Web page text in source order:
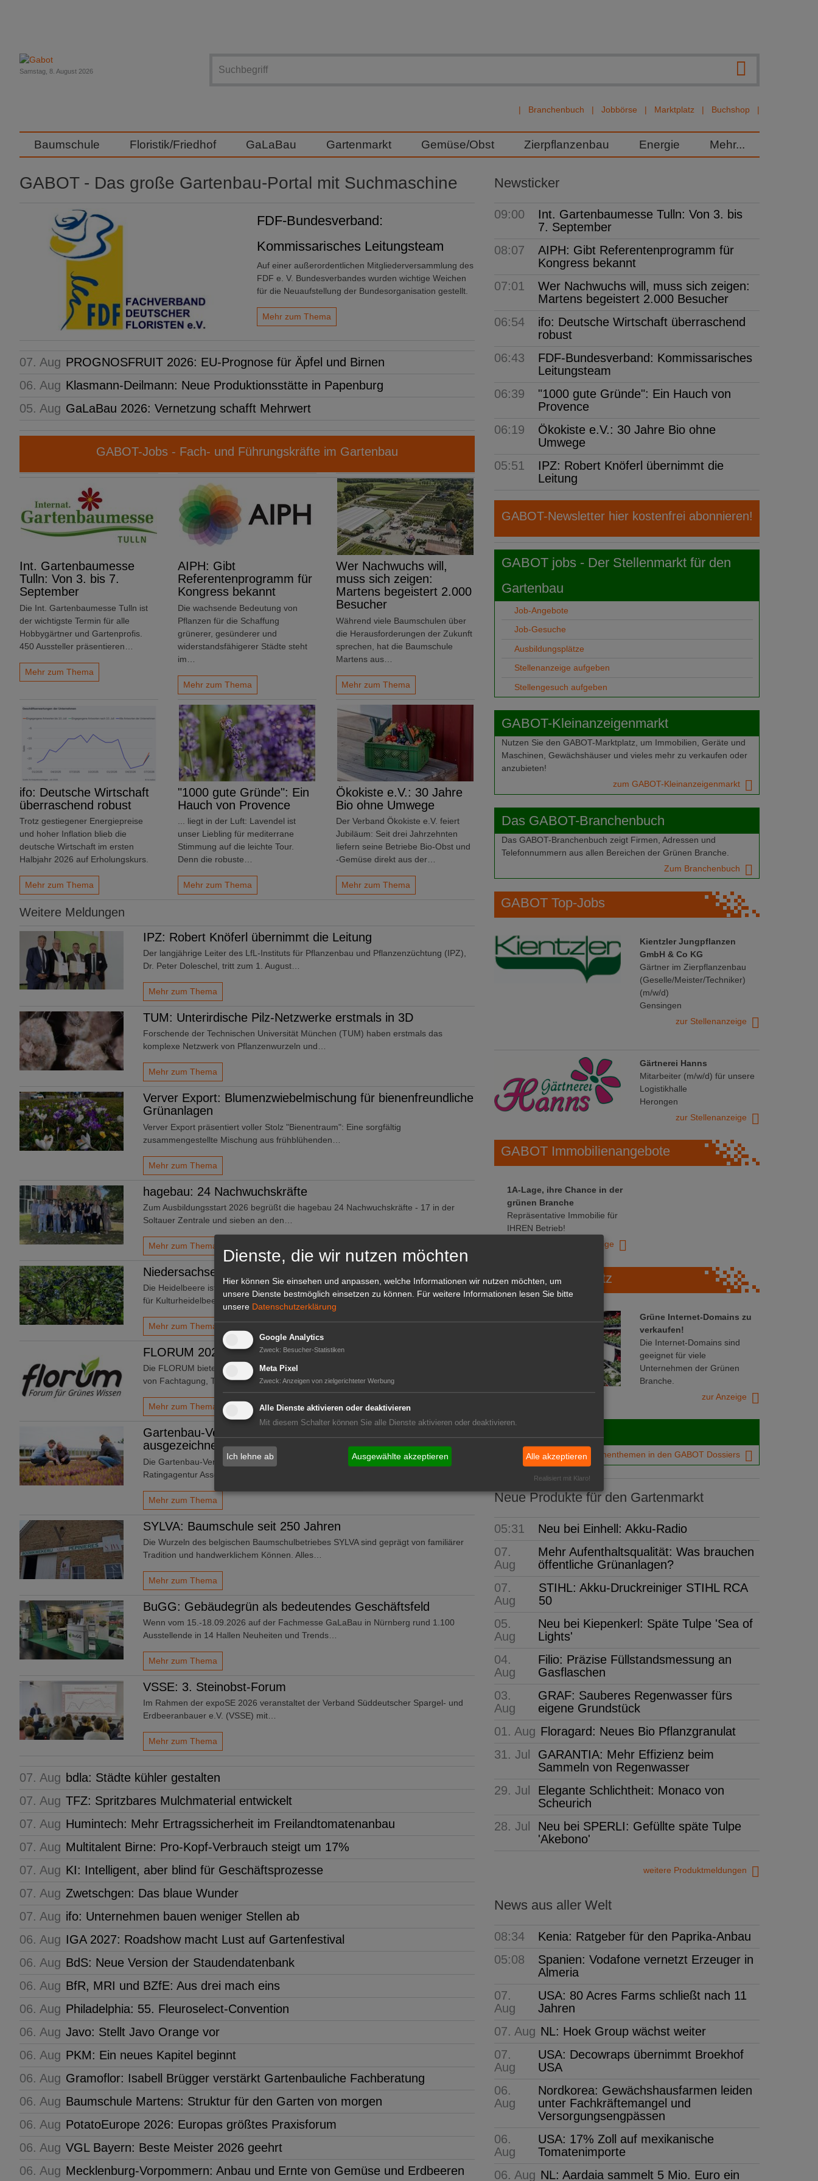
Branchenbuch Jobbörse Marktplatz Buchshop
Samstag, 8. August 2026
Baumschule Floristik/Friedhof GaLaBau Gartenmarkt Gemüse/Obst Zierpflanzenbau Energie Mehr...
GABOT - Das große Gartenbau-Portal mit Suchmaschine
FDF-Bundesverband:
Kommissarisches Leitungsteam
Auf einer außerordentlichen Mitgliederversammlung des
FDF e. V. Bundesverbandes wurden wichtige Weichen
für die Neuaufstellung der Bundesorganisation gestellt.
Mehr zum Thema
07. Aug PROGNOSFRUIT 2026: EU-Prognose für Äpfel und Birnen
06. Aug Klasmann-Deilmann: Neue Produktionsstätte in Papenburg
05. Aug GaLaBau 2026: Vernetzung schafft Mehrwert
GABOT-Jobs - Fach- und Führungskräfte im Gartenbau
Int. Gartenbaumesse
Tulln: Von 3. bis 7.
September
Die Int. Gartenbaumesse Tulln ist
der wichtigste Termin für alle
Hobbygärtner und Gartenprofis.
450 Aussteller präsentieren…
Mehr zum Thema
AIPH: Gibt
Referentenprogramm für
Kongress bekannt
Die wachsende Bedeutung von
Pflanzen für die Schaffung
grünerer, gesünderer und
widerstandsfähigerer Städte steht
im…
Mehr zum Thema
Wer Nachwuchs will,
muss sich zeigen:
Martens begeistert 2.000
Besucher
Während viele Baumschulen über
die Herausforderungen der Zukunft
sprechen, hat die Baumschule
Martens aus…
Mehr zum Thema
ifo: Deutsche Wirtschaft
überraschend robust
Trotz gestiegener Energiepreise
und hoher Inflation blieb die
deutsche Wirtschaft im ersten
Halbjahr 2026 auf Erholungskurs.
Mehr zum Thema
"1000 gute Gründe": Ein
Hauch von Provence
... liegt in der Luft: Lavendel ist
unser Liebling für mediterrane
Stimmung auf die leichte Tour.
Denn die robuste…
Mehr zum Thema
Ökokiste e.V.: 30 Jahre
Bio ohne Umwege
Der Verband Ökokiste e.V. feiert
Jubiläum: Seit drei Jahrzehnten
liefern seine Betriebe Bio-Obst und
-Gemüse direkt aus der…
Mehr zum Thema
Weitere Meldungen
IPZ: Robert Knöferl übernimmt die Leitung
Der langjährige Leiter des LfL-Instituts für Pflanzenbau und Pflanzenzüchtung (IPZ),
Dr. Peter Doleschel, tritt zum 1. August…
Mehr zum Thema
TUM: Unterirdische Pilz-Netzwerke erstmals in 3D
Forschende der Technischen Universität München (TUM) haben erstmals das
komplexe Netzwerk von Pflanzenwurzeln und…
Mehr zum Thema
Verver Export: Blumenzwiebelmischung für bienenfreundliche
Grünanlagen
Verver Export präsentiert voller Stolz "Bienentraum": Eine sorgfältig
zusammengestellte Mischung aus frühblühenden…
Mehr zum Thema
hagebau: 24 Nachwuchskräfte
Zum Ausbildungsstart 2026 begrüßt die hagebau 24 Nachwuchskräfte - 17 in der
Soltauer Zentrale und sieben an den…
Mehr zum Thema
Niedersachsen: Lieblingsbeere ist die Heidelbeere
Die Heidelbeere ist und bleibt die Lieblingsbeere der Niedersachsen. Die Anbaufläche
für Kulturheidelbeeren ist in den…
Mehr zum Thema
FLORUM 2026: 27 Fachaussteller
Die FLORUM bietet seit 2017 als einzige Veranstaltung der Branche eine Kombination
von Fachtagung, Technikvorführungen,…
Mehr zum Thema
Gartenbau-Versicherung: Erneut mit Assekurata-Reating A++
ausgezeichnet
Die Gartenbau-Versicherung VVaG behält ihr Top-Rating A++ von der unabhängigen
Ratingagentur Assekurata.
Mehr zum Thema
SYLVA: Baumschule seit 250 Jahren
Die Wurzeln des belgischen Baumschulbetriebes SYLVA sind geprägt von familiärer
Tradition und handwerklichem Können. Alles…
Mehr zum Thema
BuGG: Gebäudegrün als bedeutendes Geschäftsfeld
Wenn vom 15.-18.09.2026 auf der Fachmesse GaLaBau in Nürnberg rund 1.100
Ausstellende in 14 Hallen Neuheiten und Trends…
Mehr zum Thema
VSSE: 3. Steinobst-Forum
Im Rahmen der expoSE 2026 veranstaltet der Verband Süddeutscher Spargel- und
Erdbeeranbauer e.V. (VSSE) mit…
Mehr zum Thema
07. Aug bdla: Städte kühler gestalten
07. Aug TFZ: Spritzbares Mulchmaterial entwickelt
07. Aug Humintech: Mehr Ertragssicherheit im Freilandtomatenanbau
07. Aug Multitalent Birne: Pro-Kopf-Verbrauch steigt um 17%
07. Aug KI: Intelligent, aber blind für Geschäftsprozesse
07. Aug Zwetschgen: Das blaue Wunder
07. Aug ifo: Unternehmen bauen weniger Stellen ab
06. Aug IGA 2027: Roadshow macht Lust auf Gartenfestival
06. Aug BdS: Neue Version der Staudendatenbank
06. Aug BfR, MRI und BZfE: Aus drei mach eins
06. Aug Philadelphia: 55. Fleuroselect-Convention
06. Aug Javo: Stellt Javo Orange vor
06. Aug PKM: Ein neues Kapitel beginnt
06. Aug Gramoflor: Isabell Brügger verstärkt Gartenbauliche Fachberatung
06. Aug Baumschule Martens: Struktur für den Garten von morgen
06. Aug PotatoEurope 2026: Europas größtes Praxisforum
06. Aug VGL Bayern: Beste Meister 2026 geehrt
06. Aug Mecklenburg-Vorpommern: Anbau und Ernte von Gemüse und Erdbeeren
Newsticker
09:00
Int. Gartenbaumesse Tulln: Von 3. bis
7. September
08:07
AIPH: Gibt Referentenprogramm für
Kongress bekannt
07:01
Wer Nachwuchs will, muss sich zeigen:
Martens begeistert 2.000 Besucher
06:54
ifo: Deutsche Wirtschaft überraschend
robust
06:43
FDF-Bundesverband: Kommissarisches
Leitungsteam
06:39
"1000 gute Gründe": Ein Hauch von
Provence
06:19
Ökokiste e.V.: 30 Jahre Bio ohne
Umwege
05:51
IPZ: Robert Knöferl übernimmt die
Leitung
GABOT-Newsletter hier kostenfrei abonnieren!
GABOT jobs - Der Stellenmarkt für den
Gartenbau
Job-Angebote
Job-Gesuche
Ausbildungsplätze
Stellenanzeige aufgeben
Stellengesuch aufgeben
GABOT-Kleinanzeigenmarkt
Nutzen Sie den GABOT-Marktplatz, um Immobilien, Geräte und
Maschinen, Gewächshäuser und vieles mehr zu verkaufen oder
anzubieten!
zum GABOT-Kleinanzeigenmarkt
Das GABOT-Branchenbuch
Das GABOT-Branchenbuch zeigt Firmen, Adressen und
Telefonnummern aus allen Bereichen der Grünen Branche.
Zum Branchenbuch
GABOT Top-Jobs
Kientzler Jungpflanzen
GmbH & Co KG
Gärtner im Zierpflanzenbau
(Geselle/Meister/Techniker)
(m/w/d)
Gensingen
zur Stellenanzeige
Gärtnerei Hanns
Mitarbeiter (m/w/d) für unsere
Logistikhalle
Herongen
zur Stellenanzeige
GABOT Immobilienangebote
1A-Lage, ihre Chance in der
grünen Branche
Repräsentative Immobilie für
IHREN Betrieb!
zur Anzeige
GABOT Marktplatz
Grüne Internet-Domains zu
verkaufen!
Die Internet-Domains sind
geeignet für viele
Unternehmen der Grünen
Branche.
zur Anzeige
Die wichtigsten Branchenthemen in den GABOT Dossiers
Neue Produkte für den Gartenmarkt
05:31
Neu bei Einhell: Akku-Radio
07.
Aug
Mehr Aufenthaltsqualität: Was brauchen
öffentliche Grünanlagen?
07.
Aug
STIHL: Akku-Druckreiniger STIHL RCA
50
05.
Aug
Neu bei Kiepenkerl: Späte Tulpe 'Sea of
Lights'
04.
Aug
Filio: Präzise Füllstandsmessung an
Gasflaschen
03.
Aug
GRAF: Sauberes Regenwasser fürs
eigene Grundstück
01. Aug Floragard: Neues Bio Pflanzgranulat
31. Jul
GARANTIA: Mehr Effizienz beim
Sammeln von Regenwasser
29. Jul
Elegante Schlichtheit: Monaco von
Scheurich
28. Jul
Neu bei SPERLI: Gefüllte späte Tulpe
'Akebono'
weitere Produktmeldungen
News aus aller Welt
08:34
Kenia: Ratgeber für den Paprika-Anbau
05:08
Spanien: Vodafone vernetzt Erzeuger in
Almeria
07.
Aug
USA: 80 Acres Farms schließt nach 11
Jahren
07. Aug NL: Hoek Group wächst weiter
07.
Aug
USA: Decowraps übernimmt Broekhof
USA
06.
Aug
Nordkorea: Gewächshausfarmen leiden
unter Fachkräftemangel und
Versorgungsengpässen
06.
Aug
USA: 17% Zoll auf mexikanische
Tomatenimporte
06. Aug NL: Aardaia sammelt 5 Mio. Euro ein
Dienste, die wir nutzen möchten
Hier können Sie einsehen und anpassen, welche Informationen wir nutzen möchten, um
unsere Dienste bestmöglich einsetzen zu können.
Für weitere Informationen lesen Sie bitte
unsere Datenschutzerklärung
Google Analytics
Zweck: Besucher-Statistiken
Meta Pixel
Zweck: Anzeigen von zielgerichteter Werbung
Alle Dienste aktivieren oder deaktivieren
Mit diesem Schalter können Sie alle Dienste aktivieren oder deaktivieren.
Ich lehne ab Ausgewählte akzeptieren Alle akzeptieren
Realisiert mit Klaro!